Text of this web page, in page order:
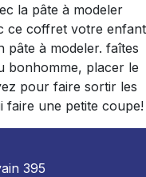
la pâte à modeler
ce coffret votre enfant
pâte à modeler. faîtes
bonhomme, placer le
pour faire sortir les
faire une petite coupe!
395